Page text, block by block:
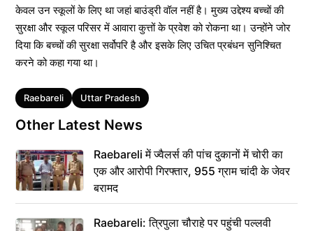
केवल उन स्कूलों के लिए था जहां बाउंड्री वॉल नहीं है। मुख्य उद्देश्य बच्चों की
सुरक्षा और स्कूल परिसर में आवारा कुत्तों के प्रवेश को रोकना था। उन्होंने जोर
दिया कि बच्चों की सुरक्षा सर्वोपरि है और इसके लिए उचित प्रबंधन सुनिश्चित
करने को कहा गया था।
Tags
Raebareli Uttar Pradesh
Other Latest News
Raebareli में ज्वैलर्स की पांच दुकानों में चोरी का
एक और आरोपी गिरफ्तार, 955 ग्राम चांदी के जेवर
बरामद
Raebareli: त्रिपुला चौराहे पर पहुंची पल्लवी